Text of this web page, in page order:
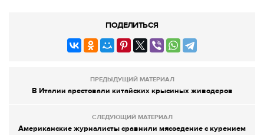
ПОДЕЛИТЬСЯ
ПРЕДЫДУЩИЙ МАТЕРИАЛ
В Италии арестовали китайских крысиных живодеров
СЛЕДУЮЩИЙ МАТЕРИАЛ
Американские журналисты сравнили мясоедение с курением